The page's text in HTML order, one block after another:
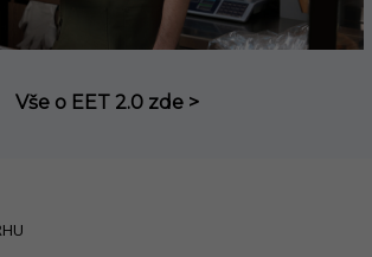
Vše o EET 2.0 zde >